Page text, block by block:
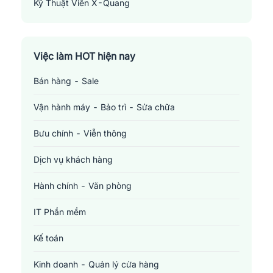
Kỹ Thuật Viên X-Quang
Việc làm HOT hiện nay
Bán hàng - Sale
Vận hành máy - Bảo trì - Sửa chữa
Bưu chính - Viễn thông
Dịch vụ khách hàng
Hành chính - Văn phòng
IT Phần mềm
Kế toán
Kinh doanh - Quản lý cửa hàng